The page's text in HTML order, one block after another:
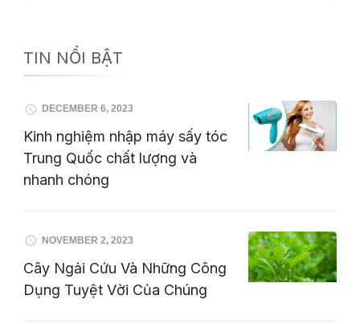
TIN NỔI BẬT
DECEMBER 6, 2023
Kinh nghiệm nhập máy sấy tóc
Trung Quốc chất lượng và
nhanh chóng
NOVEMBER 2, 2023
Cây Ngải Cứu Và Những Công
Dụng Tuyệt Vời Của Chúng